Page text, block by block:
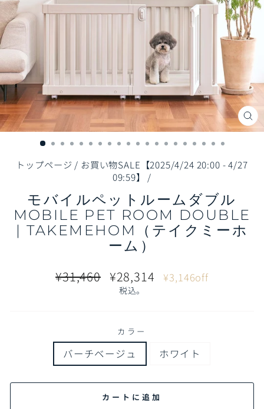
閉
じ
トップページ / お買い物SALE【2025/4/24 20:00 - 4/27
09:59】
/
モバイルペットルームダブル
MOBILE PET ROOM DOUBLE
| TAKEMEHOM（テイクミーホ
ーム）
通
¥31,460
販
売
¥28,314 ¥3,146off
税込。
カラー
バーチベージュ ホワイト
カートに追加